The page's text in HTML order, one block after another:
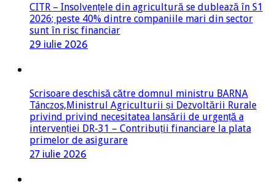
CITR – Insolvențele din agricultură se dublează în S1
2026; peste 40% dintre companiile mari din sector
sunt în risc financiar
29 iulie 2026
Scrisoare deschisă către domnul ministru BARNA
Tánczos,Ministrul Agriculturii și Dezvoltării Rurale
privind privind necesitatea lansării de urgență a
intervenției DR-31 – Contribuții financiare la plata
primelor de asigurare
27 iulie 2026